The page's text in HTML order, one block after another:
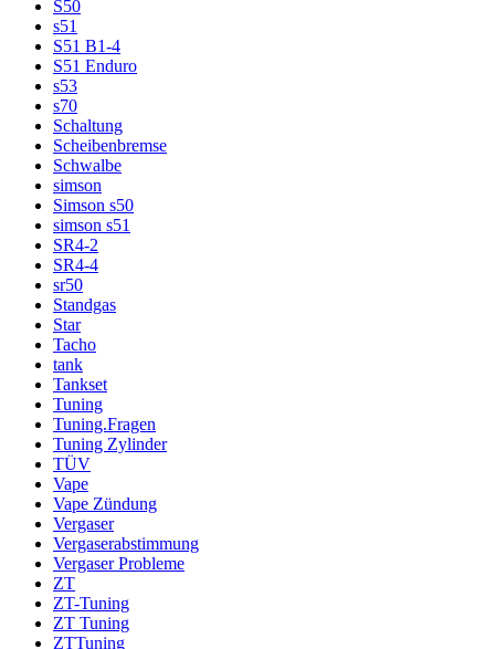
S50
s51
S51 B1-4
S51 Enduro
s53
s70
Schaltung
Scheibenbremse
Schwalbe
simson
Simson s50
simson s51
SR4-2
SR4-4
sr50
Standgas
Star
Tacho
tank
Tankset
Tuning
Tuning.Fragen
Tuning Zylinder
TÜV
Vape
Vape Zündung
Vergaser
Vergaserabstimmung
Vergaser Probleme
ZT
ZT-Tuning
ZT Tuning
ZTTuning